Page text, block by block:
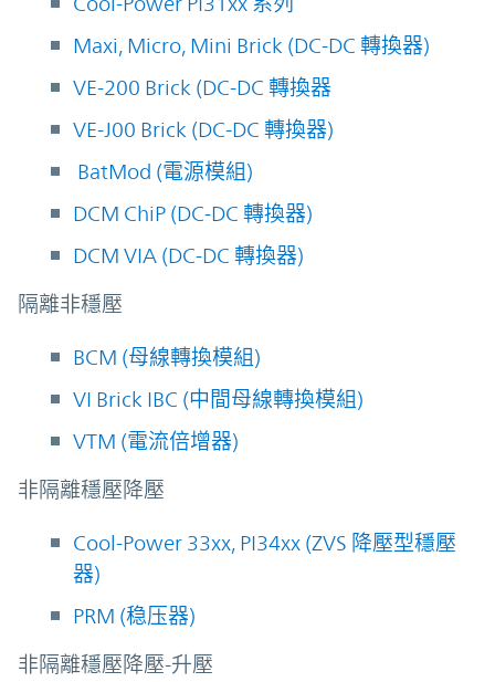
Maxi, Micro, Mini Brick (DC-DC 轉換器)
VE-200 Brick (DC-DC 轉換器
VE-J00 Brick (DC-DC 轉換器)
BatMod (電源模組)
DCM ChiP (DC-DC 轉換器)
DCM VIA (DC-DC 轉換器)
隔離非穩壓
BCM (母線轉換模組)
VI Brick IBC (中間母線轉換模組)
VTM (電流倍增器)
非隔離穩壓降壓
Cool-Power 33xx, PI34xx (ZVS 降壓型穩壓
器)
PRM (稳压器)
非隔離穩壓降壓-升壓